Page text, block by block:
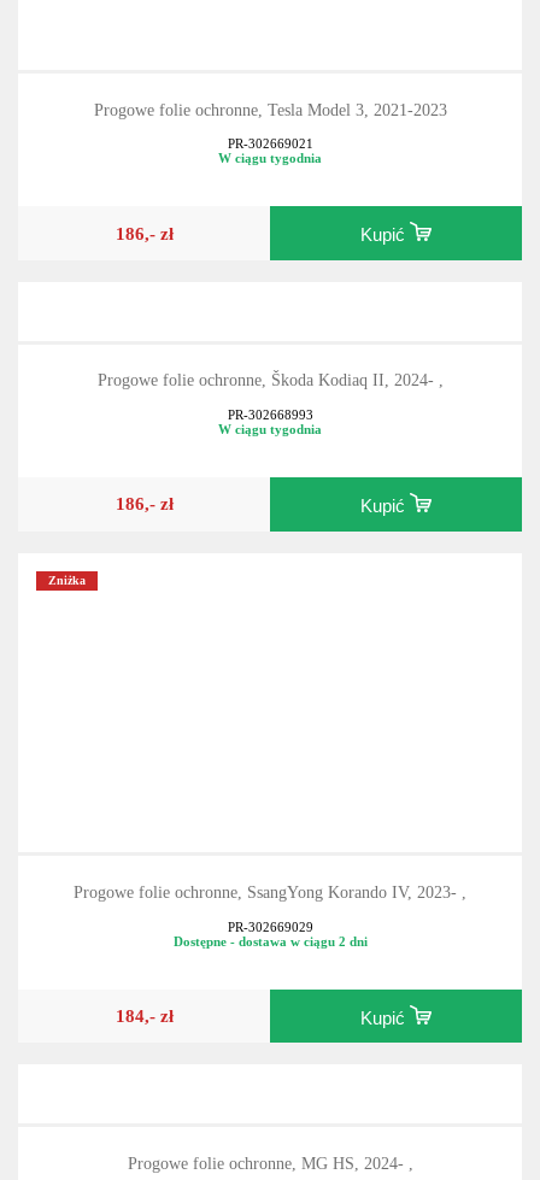
Progowe folie ochronne, Tesla Model 3, 2021-2023
PR-302669021
W ciągu tygodnia
186,- zł Kupić
Progowe folie ochronne, Škoda Kodiaq II, 2024- ,
PR-302668993
W ciągu tygodnia
186,- zł Kupić
Zniżka
Progowe folie ochronne, SsangYong Korando IV, 2023- ,
PR-302669029
Dostępne - dostawa w ciągu 2 dni
184,- zł Kupić
Progowe folie ochronne, MG HS, 2024- ,